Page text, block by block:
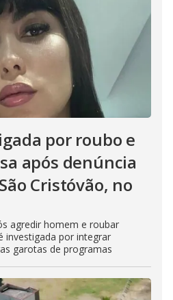
por roubo e
após denúncia
Cristóvão, no
agredir homem e roubar
investigada por integrar
garotas de programas